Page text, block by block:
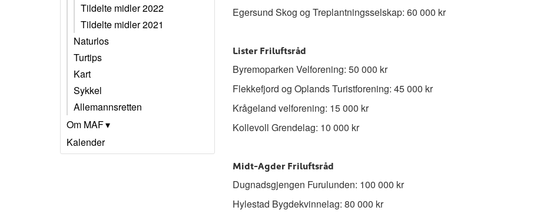
Tildelte midler 2022
Tildelte midler 2021
Naturlos
Turtips
Kart
Sykkel
Allemannsretten
Om MAF
Kalender
Egersund Skog og Treplantningsselskap: 60 000 kr
Lister Friluftsråd
Byremoparken Velforening: 50 000 kr
Flekkefjord og Oplands Turistforening: 45 000 kr
Krågeland velforening: 15 000 kr
Kollevoll Grendelag: 10 000 kr
Midt-Agder Friluftsråd
Dugnadsgjengen Furulunden: 100 000 kr
Hylestad Bygdekvinnelag: 80 000 kr